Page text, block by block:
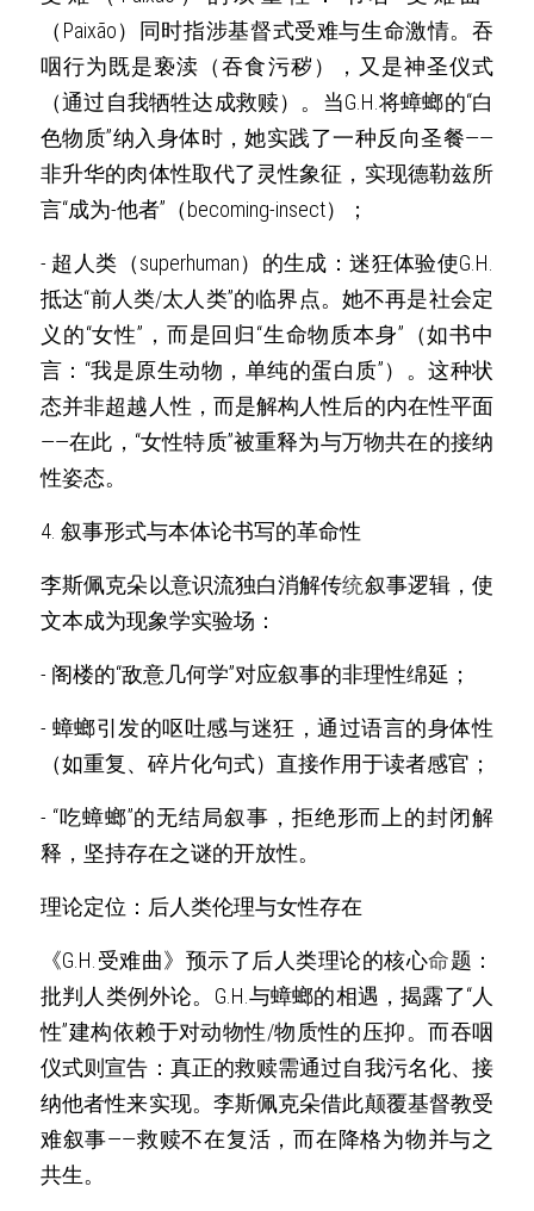
（Paixão）同时指涉基督式受难与生命激情。吞
咽行为既是亵渎（吞食污秽），又是神圣仪式
（通过自我牺牲达成救赎）。当G.H.将蟑螂的“白
色物质”纳入身体时，她实践了一种反向圣餐——
非升华的肉体性取代了灵性象征，实现德勒兹所
言“成为-他者”（becoming-insect）；
- 超人类（superhuman）的生成：迷狂体验使G.H.
抵达“前人类/太人类”的临界点。她不再是社会定
义的“女性”，而是回归“生命物质本身”（如书中
言：“我是原生动物，单纯的蛋白质”）。这种状
态并非超越人性，而是解构人性后的内在性平面
——在此，“女性特质”被重释为与万物共在的接纳
性姿态。
4. 叙事形式与本体论书写的革命性
李斯佩克朵以意识流独白消解传统叙事逻辑，使
文本成为现象学实验场：
- 阁楼的“敌意几何学”对应叙事的非理性绵延；
- 蟑螂引发的呕吐感与迷狂，通过语言的身体性
- “吃蟑螂”的无结局叙事，拒绝形而上的封闭解
释，坚持存在之谜的开放性。
理论定位：后人类伦理与女性存在
《G.H.受难曲》预示了后人类理论的核心命题：
批判人类例外论。G.H.与蟑螂的相遇，揭露了“人
性”建构依赖于对动物性/物质性的压抑。而吞咽
仪式则宣告：真正的救赎需通过自我污名化、接
纳他者性来实现。李斯佩克朵借此颠覆基督教受
难叙事——救赎不在复活，而在降格为物并与之
共生。